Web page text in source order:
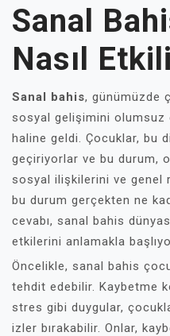
Sanal
Nasıl
Sanal bahis, günümüzde
sosyal gelişimini
haline geldi. Çocuklar, bu
geçiriyorlar ve bu durum,
sosyal ilişkilerini ve genel
bu durum gerçekten ne
cevabı, sanal bahis
etkilerini anlamakla
Öncelikle, sanal bahis
tehdit edebilir. Kaybetme
stres gibi duygular,
izler bırakabilir. Onlar,